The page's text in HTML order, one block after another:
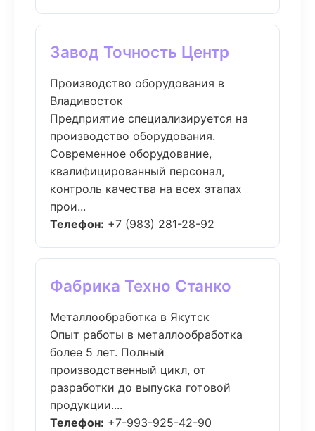
Завод Точность Центр
Производство оборудования в
Владивосток
Предприятие специализируется на
производство оборудования.
Современное оборудование,
квалифицированный персонал,
контроль качества на всех этапах
прои...
Телефон: +7 (983) 281-28-92
Фабрика Техно Станко
Металлообработка в Якутск
Опыт работы в металлообработка
более 5 лет. Полный
производственный цикл, от
разработки до выпуска готовой
продукции....
Телефон: +7-993-925-42-90